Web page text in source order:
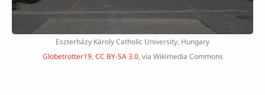
Eszterházy Károly Catholic University, Hungary
Globetrotter19, CC BY-SA 3.0, via Wikimedia Commons